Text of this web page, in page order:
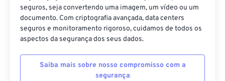
seguros, seja convertendo uma imagem, um vídeo ou um
documento. Com criptografia avançada, data centers
seguros e monitoramento rigoroso, cuidamos de todos os
aspectos da segurança dos seus dados.
Saiba mais sobre nosso compromisso com a
segurança